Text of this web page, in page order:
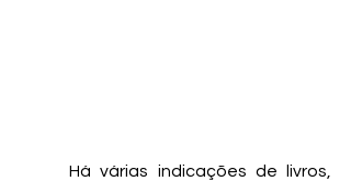
	Há várias indicações de livros,